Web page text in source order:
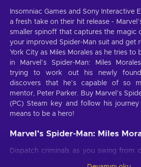
Insomniac Games and Sony Interactive
a fresh take on their hit release -
smaller spinoff that captures the magic
your improved Spider-Man suit and get
York City as Miles Morales as he tries to
in Marvel’s Spider-Man: Miles
trying to work out his newly
discovers that he’s capable of so
mentor, Peter Parker. Buy Marvel’s
(PC) Steam key and follow his
means to be a hero!
Marvel’s Spider-Man: Miles
Dispatch criminals as you swing from